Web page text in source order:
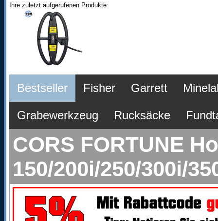
Ihre zuletzt aufgerufenen Produkte:
Bestseller Fisher Garrett
Grabewerkzeug Rucksäcke
CORS FORTUNE
150/200i/250/300i/